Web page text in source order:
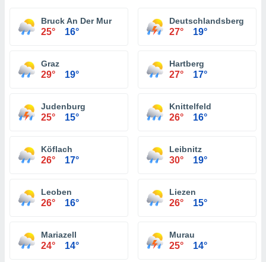
Bruck An Der Mur
25° 16°
Deutschlandsberg
27° 19°
Graz
29° 19°
Hartberg
27° 17°
Judenburg
25° 15°
Knittelfeld
26° 16°
Köflach
26° 17°
Leibnitz
30° 19°
Leoben
26° 16°
Liezen
26° 15°
Mariazell
24° 14°
Murau
25° 14°